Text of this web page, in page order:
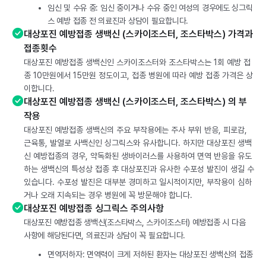
임신 및 수유 중: 임신 중이거나 수유 중인 여성의 경우에도 싱그릭
스 예방 접종 전 의료진과 상담이 필요합니다.
대상포진 예방접종 생백신 (스카이조스터, 조스타박스) 가격과
접종횟수
대상포진 예방접종 생백신인 스카이조스터와 조스타박스는 1회 예방 접
종 10만원에서 15만원 정도이고, 접종 병원에 따라 예방 접종 가격은 상
이합니다.
대상포진 예방접종 생백신 (스카이조스터, 조스타박스) 의 부
작용
대상포진 예방접종 생백신의 주요 부작용에는 주사 부위 반응, 피로감,
근육통, 발열로 사백신인 싱그릭스와 유사합니다. 하지만 대상포진 생백
신 예방접종의 경우, 약독화된 생바이러스를 사용하여 면역 반응을 유도
하는 생백신의 특성상 접종 후 대상포진과 유사한 수포성 발진이 생길 수
있습니다. 수포성 발진은 대부분 경미하고 일시적이지만, 부작용이 심하
거나 오래 지속되는 경우 병원에 꼭 방문해야 합니다.
대상포진 예방접종 싱그릭스 주의사항
대상포진 예방접종 생백신(조스타박스, 스카이조스터) 예방접종 시 다음
사항에 해당된다면, 의료진과 상담이 꼭 필요합니다.
면역저하자: 면역력이 크게 저하된 환자는 대상포진 생백신의 접종